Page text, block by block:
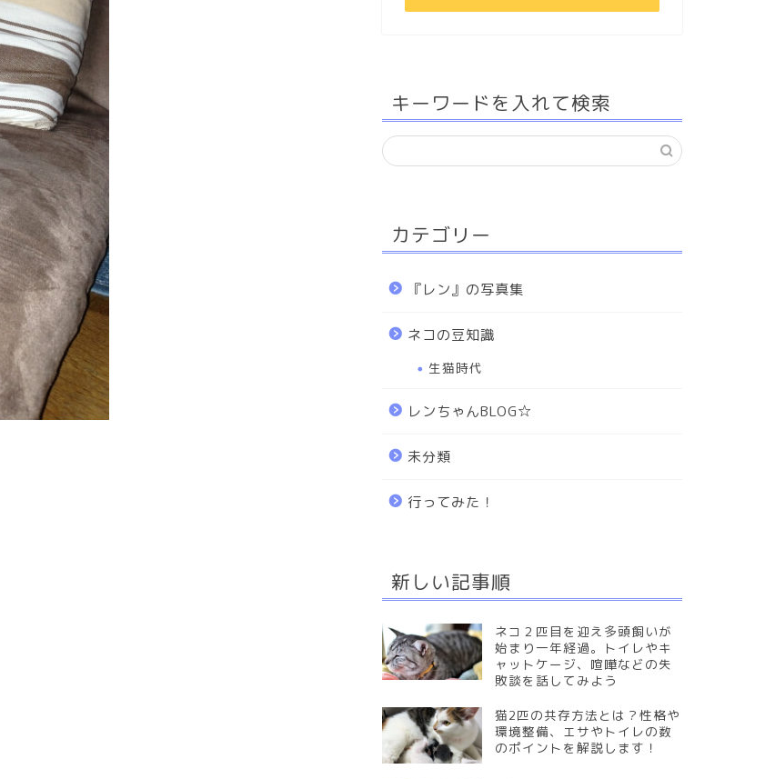
キーワードを入れて検索
カテゴリー
『レン』の写真集
ネコの豆知識
生猫時代
レンちゃんBLOG☆
未分類
行ってみた！
新しい記事順
ネコ２匹目を迎え多頭飼いが
始まり一年経過。トイレやキ
ャットケージ、喧嘩などの失
敗談を話してみよう
猫2匹の共存方法とは？性格や
環境整備、エサやトイレの数
のポイントを解説します！